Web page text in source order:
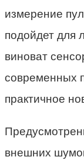
измерение
подойдет для
виноват
современных
практичное
внешних